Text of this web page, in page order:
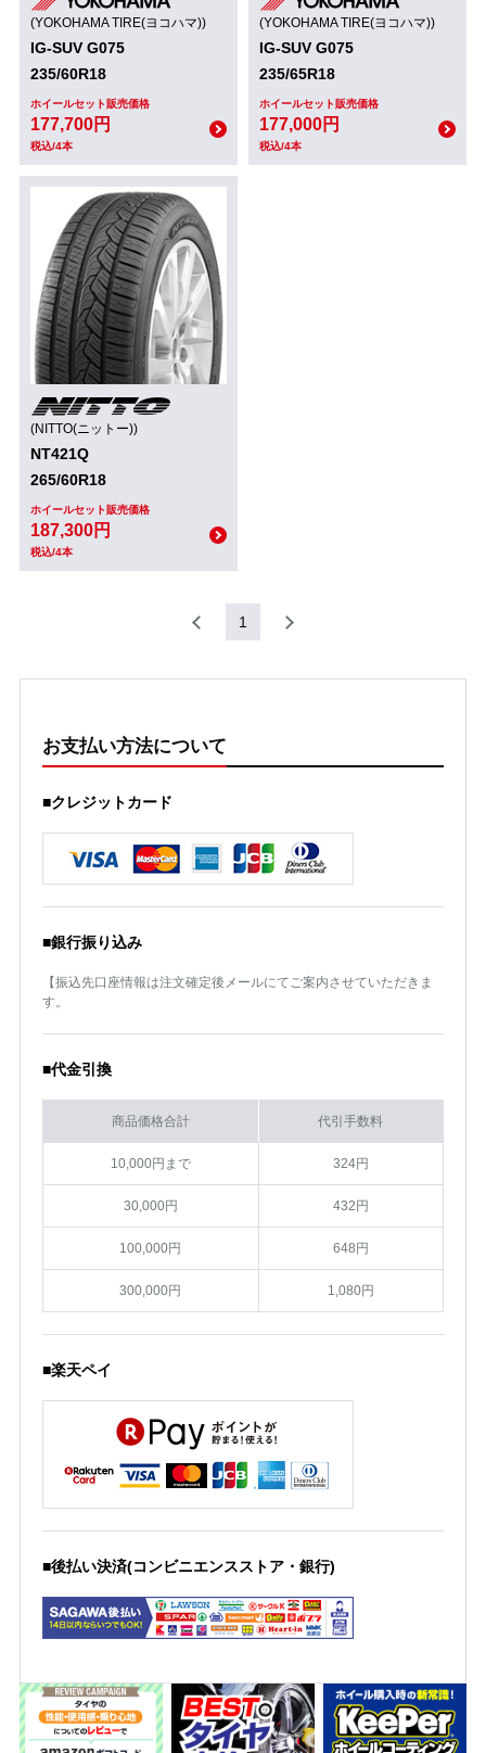
(YOKOHAMA TIRE(ヨコハマ))
IG-SUV G075
235/60R18
ホイールセット販売価格
177,700円
税込/4本
(YOKOHAMA TIRE(ヨコハマ))
IG-SUV G075
235/65R18
ホイールセット販売価格
177,000円
税込/4本
(NITTO(ニットー))
NT421Q
265/60R18
ホイールセット販売価格
187,300円
税込/4本
1
お支払い方法について
■クレジットカード
■銀行振り込み
【振込先口座情報は注文確定後メールにてご案内させていただきま
す。
■代金引換
商品価格合計 代引手数料
10,000円まで 324円
30,000円 432円
100,000円 648円
300,000円 1,080円
■楽天ペイ
■後払い決済(コンビニエンスストア・銀行)